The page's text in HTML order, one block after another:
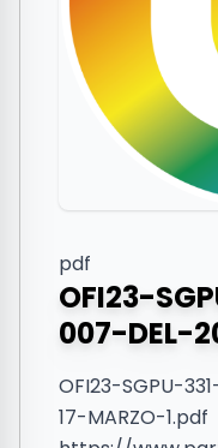
pdf
OFI23-
007-DEL-
OFI23-SGPU-
17-MARZO-1.pdf